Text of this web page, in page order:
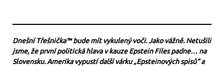
Dnešní Třešnička™ bude mít vykulený voči. Jako vážně. Netušili
jsme, že první politická hlava v kauze Epstein Files padne… na
Slovensku. Amerika vypustí další várku „Epsteinových spisů“ a